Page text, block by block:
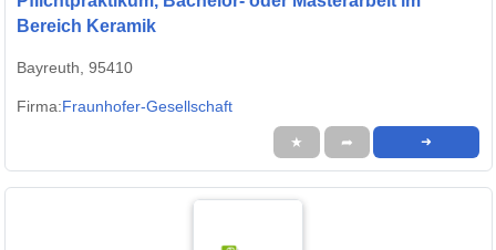
Bereich Keramik
Bayreuth, 95410
Firma:Fraunhofer-Gesellschaft
★ ➦ ➜